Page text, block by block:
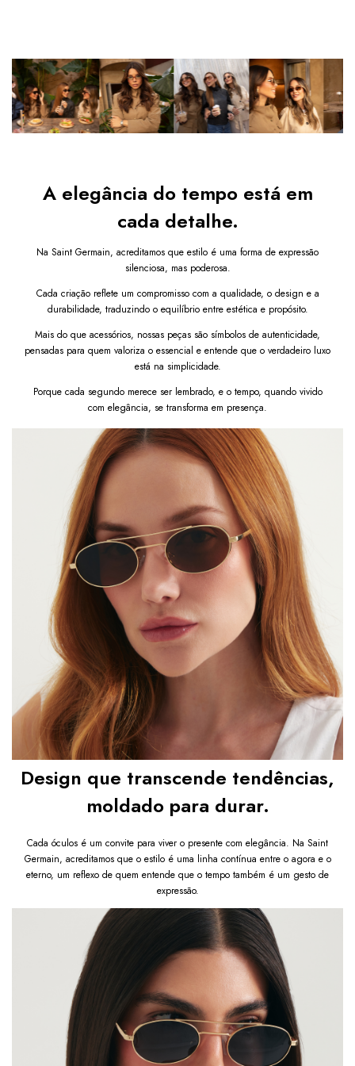
Diferenciais do produto:
Proteção UV400 contra raios solares nocivos
Estilo retrô oval com toque exclusivo
Armação leve e confortável para uso prolongado
Por que comprar este Óculos de Sol Oval Lille com
Lente Marrom?
O Óculos de Sol Oval Lille com Lente Marrom
um único acessório. Seu design elegante valoriza o rosto,
enquanto as lentes marrons com proteção UV400
Um óculos de sol unissex versátil, que combina com
diferentes looks e ocasiões.
Garanta já o seu Óculos de Sol Oval Lille com Lente
Marrom e transforme seu estilo com proteção,
conforto e autenticidade em qualquer momento.
Após a confirmação de compra, a nota fiscal será
enviada em até um dia útil em seu e-mail.
A elegância do tempo está em
cada detalhe.
Na Saint Germain, acreditamos que estilo é uma forma de expressão
silenciosa, mas poderosa.
Cada criação reflete um compromisso com a qualidade, o design e a
durabilidade, traduzindo o equilíbrio entre estética e propósito.
Mais do que acessórios, nossas peças são símbolos de autenticidade,
pensadas para quem valoriza o essencial e entende que o verdadeiro luxo
está na simplicidade.
Porque cada segundo merece ser lembrado, e o tempo, quando vivido
com elegância, se transforma em presença.
Design que transcende tendências,
moldado para durar.
Cada óculos é um convite para viver o presente com elegância. Na Saint
Germain, acreditamos que o estilo é uma linha contínua entre o agora e o
eterno, um reflexo de quem entende que o tempo também é um gesto de
expressão.